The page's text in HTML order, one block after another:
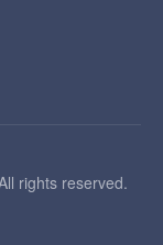
rights reserved.